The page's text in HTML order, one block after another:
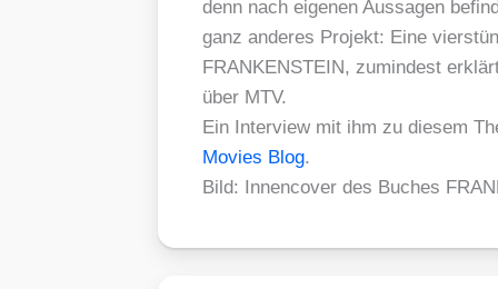
denn nach eige­nen Aus­sa­gen
ganz ande­res Pro­jekt: Eine
FRANKENSTEIN, zumin­dest
über MTV.
Ein Inter­view mit ihm zu die­sem
Movies Blog.
Bild: Innen­co­ver des Buches